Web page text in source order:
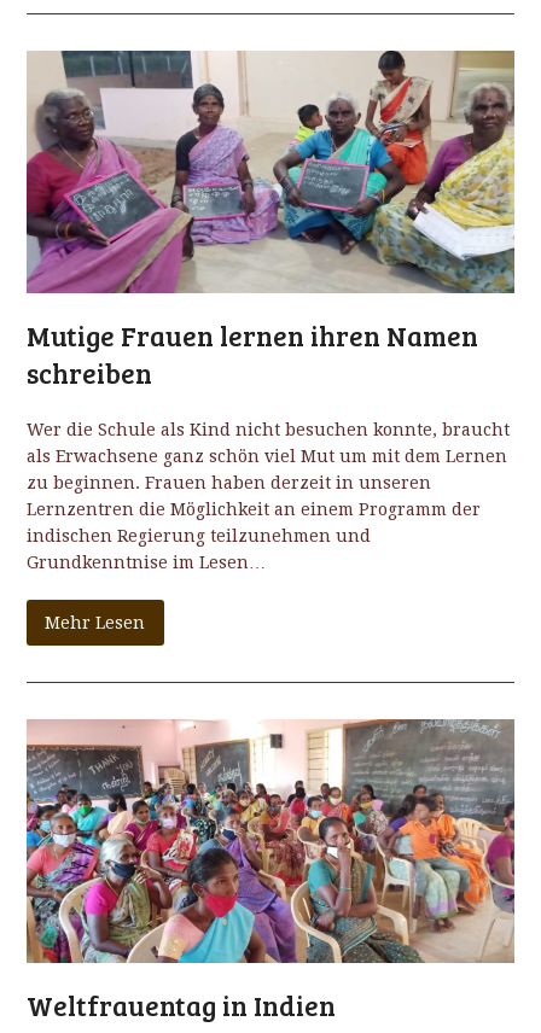
Mutige Frauen lernen ihren Namen
schreiben
Wer die Schule als Kind nicht besuchen konnte, braucht
als Erwachsene ganz schön viel Mut um mit dem Lernen
zu beginnen. Frauen haben derzeit in unseren
Lernzentren die Möglichkeit an einem Programm der
indischen Regierung teilzunehmen und
Grundkenntnise im Lesen…
Mehr Lesen
Weltfrauentag in Indien